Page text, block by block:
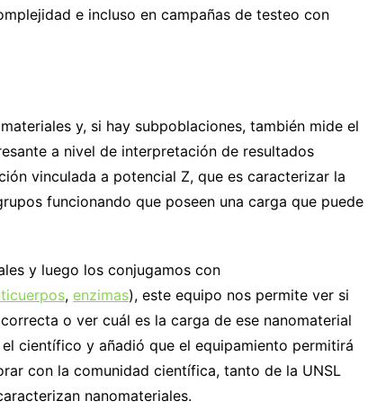
e incluso en campañas de testeo con
y, si hay subpoblaciones, también mide el
a nivel de interpretación de resultados
vinculada a potencial Z, que es caracterizar la
funcionando que poseen una carga que puede
y luego los conjugamos con
, enzimas), este equipo nos permite ver si
o ver cuál es la carga de ese nanomaterial
científico y añadió que el equipamiento permitirá
con la comunidad científica, tanto de la UNSL
nanomateriales.